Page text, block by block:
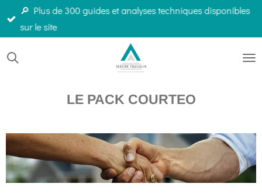
Passer
principal
🔎 Plus de 300 guides et analyses techniques disponibles
sur le site
LE PACK COURTEO